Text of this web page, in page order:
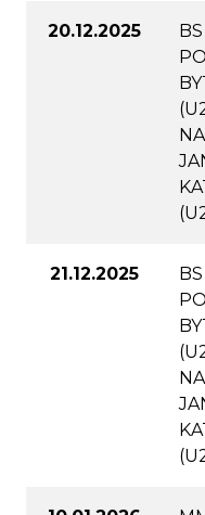
20.12.2025
BS
21.12.2025
BS